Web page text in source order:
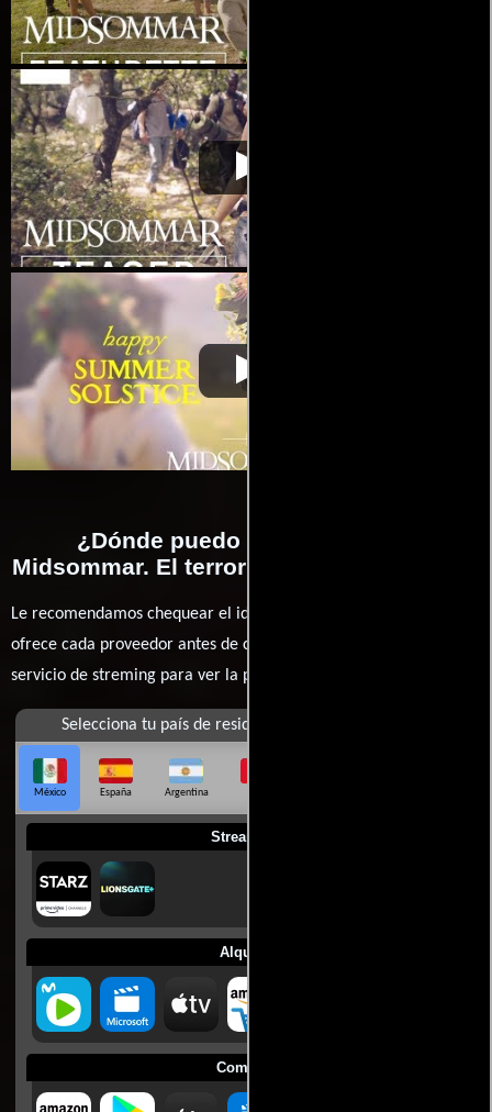
Midsommar. El terror
no espera la noche
Video de la película Midsommar. El
terror no espera la noche
Midsommar. El terror
no espera la noche
Video de la película Midsommar. El
terror no espera la noche
¿Dónde puedo ver la películas
Midsommar. El terror no espera la noche?
Le recomendamos chequear el idioma, doblaje o subtítulos que
ofrece cada proveedor antes de comprar, alquilar o contratar un
servicio de streming para ver la películas.
Selecciona tu país de residencia
México España Argentina
Streaming
Alquilar
Comprar